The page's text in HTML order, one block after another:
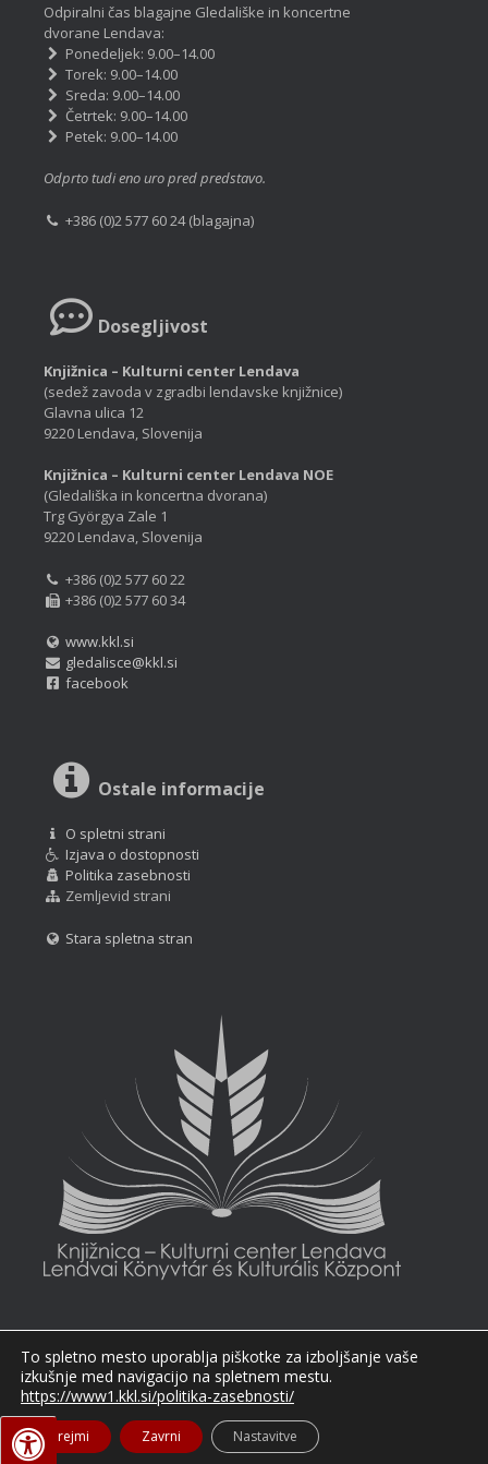
Odpiralni čas blagajne Gledališke in koncertne
dvorane Lendava:
Ponedeljek: 9.00–14.00
Torek: 9.00–14.00
Sreda: 9.00–14.00
Četrtek: 9.00–14.00
Petek: 9.00–14.00
Odprto tudi eno uro pred predstavo.
+386 (0)2 577 60 24 (blagajna)
Dosegljivost
Knjižnica – Kulturni center Lendava
(sedež zavoda v zgradbi lendavske knjižnice)
Glavna ulica 12
9220 Lendava, Slovenija
Knjižnica – Kulturni center Lendava NOE
(Gledališka in koncertna dvorana)
Trg Györgya Zale 1
9220 Lendava, Slovenija
+386 (0)2 577 60 22
+386 (0)2 577 60 34
www.kkl.si
gledalisce@kkl.si
facebook
Ostale informacije
O spletni strani
Izjava o dostopnosti
Politika zasebnosti
Zemljevid strani
Stara spletna stran
To spletno mesto uporablja piškotke za izboljšanje vaše
izkušnje med navigacijo na spletnem mestu.
https://www1.kkl.si/politika-zasebnosti/
Sprejmi Zavrni Nastavitve
Slovenščina Magyar